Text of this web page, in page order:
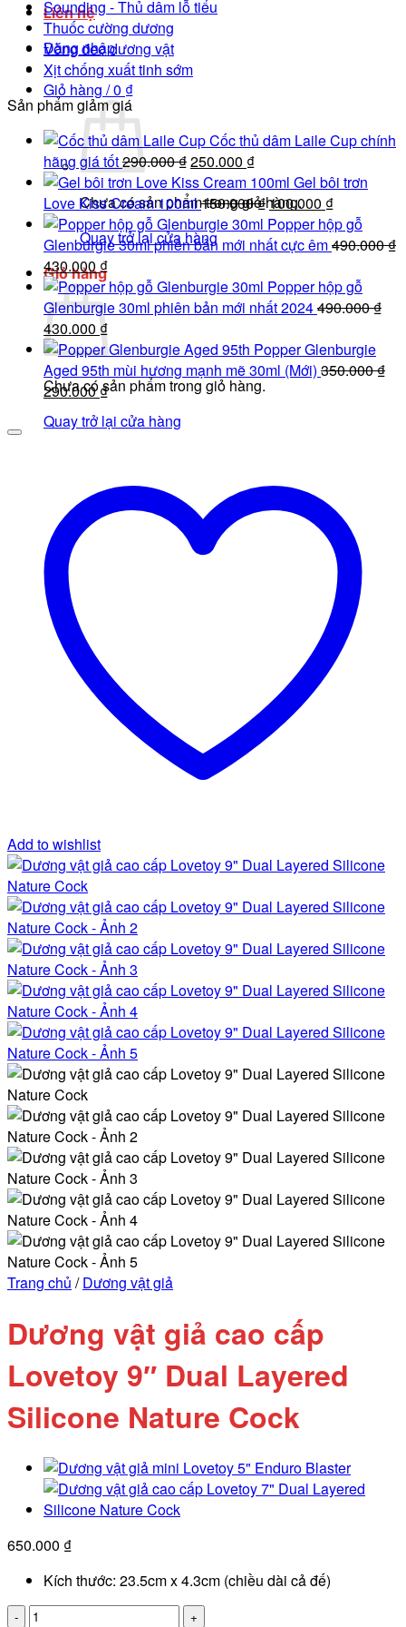
Liên hệ
Đăng nhập
Giỏ hàng /0 ₫
Chưa có sản phẩm trong giỏ hàng.
Quay trở lại cửa hàng
Giỏ hàng
Chưa có sản phẩm trong giỏ hàng.
Quay trở lại cửa hàng
Sounding - Thủ dâm lỗ tiểu
Thuốc cường dương
Vòng đeo dương vật
Xịt chống xuất tinh sớm
Sản phẩm giảm giá
Cốc thủ dâm Laile Cup chính
hãng giá tốt290.000₫Giá
gốc
là:
290.000 ₫.
250.000 ₫Giá
hiện
tại
là:
250.000 ₫.
Gel bôi trơn
Love Kiss Cream 100ml150.000₫Giá
gốc
là:
100.000 ₫Giá
hiện
tại
100.000 ₫.
Popper hộp gỗ
Glenburgie 30ml phiên bản mới nhất cực êm490.000₫
Giá
gốc
là:
490.000 ₫.
430.000₫Giá
hiện
tại
là:
430.000 ₫.
Popper hộp gỗ
Glenburgie 30ml phiên bản mới nhất 2024490.000₫
Giá
gốc
là:
490.000 ₫.
430.000 ₫Giá
hiện
tại
là:
430.000 ₫.
Popper Glenburgie
Aged 95th mùi hương mạnh mẽ 30ml (Mới) 350.000₫
Giá
gốc
là:
290.000₫Giá
hiện
tại
Add to wishlist
Trang chủ / Dương vật giả
Dương vật giả cao cấp
Lovetoy 9″ Dual Layered
Silicone Nature Cock
650.000 ₫
Kích thước: 23.5cm x 4.3cm (chiều dài cả đế)
Dương